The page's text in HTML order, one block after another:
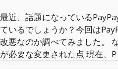
最近、話題になっている
ているでしょうか？今回は
改悪なのか調べてみました。
が必要な変更された点 現在、P